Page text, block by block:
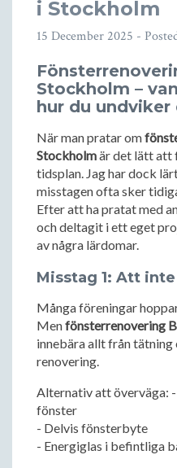
i Stockholm
15 December 2025 -
Stockholm –
hur du undviker
När man pratar om
Stockholmär det lätt att
tidsplan. Jag har dock
misstagen ofta sker
Efter att ha pratat med
och deltagit i ett eget
av några lärdomar.
Misstag 1: Att
Många föreningar
Menfönsterrenovering
innebära allt från
renovering.
Alternativ att överväga:
fönster
- Delvis fönsterbyte
- Energiglas i befintliga